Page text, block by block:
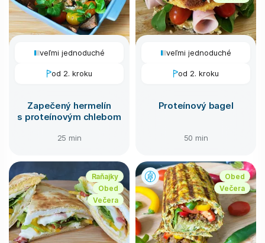
veľmi jednoduché
od 2. kroku
Zapečený hermelín
s proteínovým chlebom
25 min
veľmi jednoduché
od 2. kroku
Proteínový bagel
50 min
Raňajky
Obed
Večera
Obed
Večera